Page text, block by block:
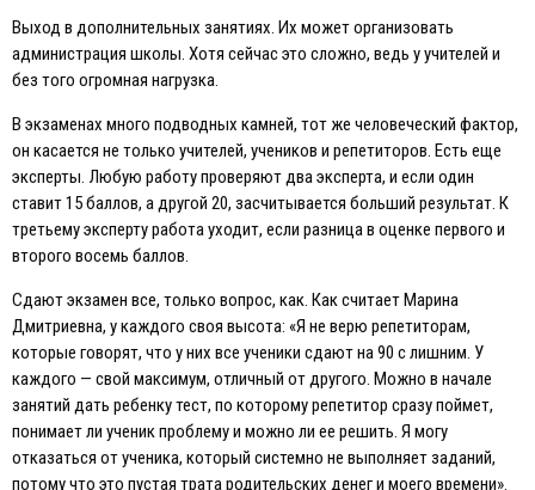
Выход в дополнительных занятиях. Их может организовать
администрация школы. Хотя сейчас это сложно, ведь у учителей и
без того огромная нагрузка.
В экзаменах много подводных камней, тот же человеческий фактор,
он касается не только учителей, учеников и репетиторов. Eсть еще
эксперты. Любую работу проверяют два эксперта, и если один
ставит 15 баллов, а другой 20, засчитывается больший результат. К
третьему эксперту работа уходит, если разница в оценке первого и
второго восемь баллов.
Сдают экзамен все, только вопрос, как. Как считает Марина
Дмитриевна, у каждого своя высота: «Я не верю репетиторам,
которые говорят, что у них все ученики сдают на 90 с лишним. У
каждого — свой максимум, отличный от другого. Можно в начале
занятий дать ребенку тест, по которому репетитор сразу поймет,
понимает ли ученик проблему и можно ли ее решить. Я могу
отказаться от ученика, который системно не выполняет заданий,
потому что это пустая трата родительских денег и моего времени».